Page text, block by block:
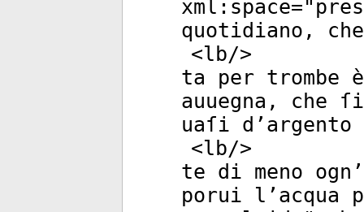
xml:space="
quotidiano,
<lb/>
ta per trombe
auuegna, che
uaſi
<lb/>
te di meno
porui l’acqua